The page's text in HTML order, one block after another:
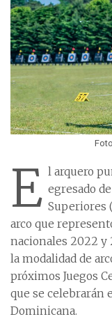
E l arquero
egresado
Superiores
arco que
nacionales 2022 y
la modalidad de
próximos Juegos
que se celebrarán
Dominicana.